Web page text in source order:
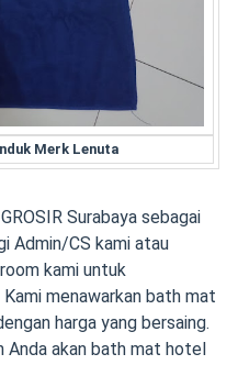
Merk Lenuta
Surabaya sebagai
Admin/CS kami atau
kami untuk
menawarkan bath mat
harga yang bersaing.
Anda akan bath mat hotel